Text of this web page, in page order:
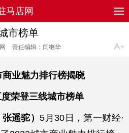
马店网
市榜单
责任编辑：闫继华
商业魅力排行榜揭晓
荣登三线城市榜单
遥驼）5月30日，第一财经·